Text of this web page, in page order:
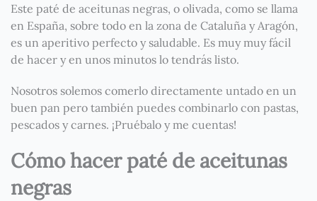
Este paté de aceitunas negras, o olivada, como se llama
en España, sobre todo en la zona de Cataluña y Aragón,
es un aperitivo perfecto y saludable. Es muy muy fácil
de hacer y en unos minutos lo tendrás listo.
Nosotros solemos comerlo directamente untado en un
buen pan pero también puedes combinarlo con pastas,
pescados y carnes. ¡Pruébalo y me cuentas!
Cómo hacer paté de aceitunas
negras